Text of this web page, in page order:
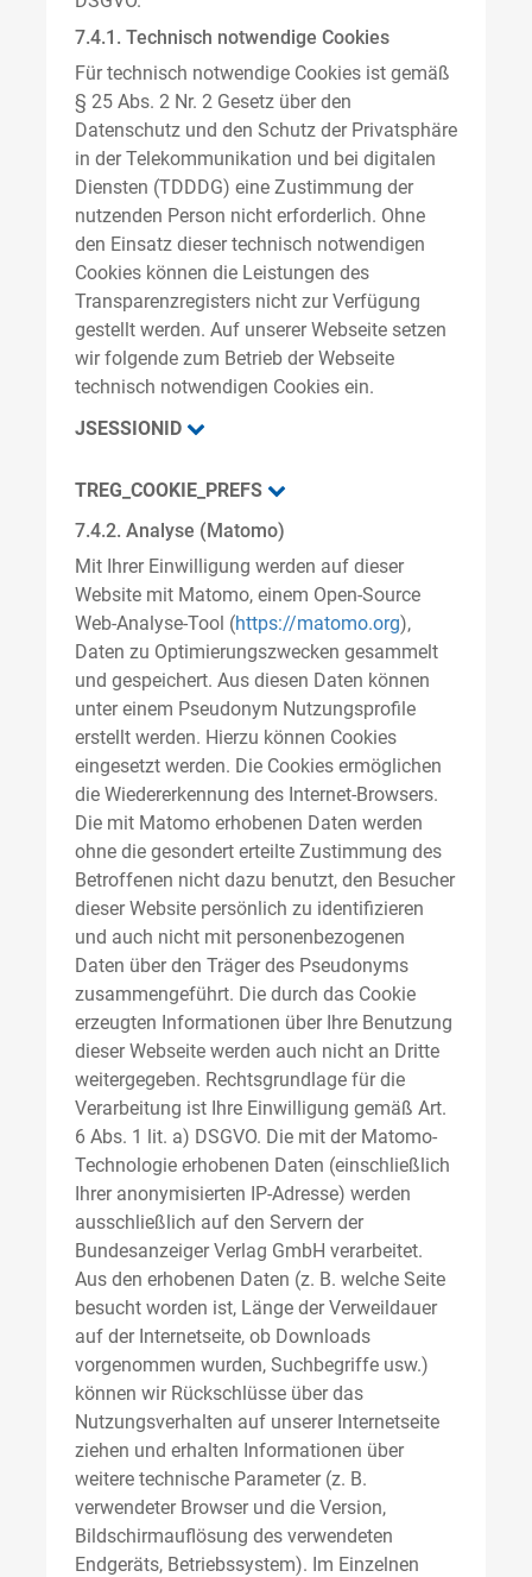
7.4.1. Technisch notwendige Cookies
Für technisch notwendige Cookies ist gemäß
§ 25 Abs. 2 Nr. 2 Gesetz über den
Datenschutz und den Schutz der Privatsphäre
in der Telekommunikation und bei digitalen
Diensten (TDDDG) eine Zustimmung der
nutzenden Person nicht erforderlich. Ohne
den Einsatz dieser technisch notwendigen
Cookies können die Leistungen des
Transparenzregisters nicht zur Verfügung
gestellt werden. Auf unserer Webseite setzen
wir folgende zum Betrieb der Webseite
technisch notwendigen Cookies ein.
JSESSIONID
TREG_COOKIE_PREFS
7.4.2. Analyse (Matomo)
Mit Ihrer Einwilligung werden auf dieser
Website mit Matomo, einem Open-Source
Web-Analyse-Tool (https://matomo.org),
Daten zu Optimierungszwecken gesammelt
und gespeichert. Aus diesen Daten können
unter einem Pseudonym Nutzungsprofile
erstellt werden. Hierzu können Cookies
eingesetzt werden. Die Cookies ermöglichen
die Wiedererkennung des Internet-Browsers.
Die mit Matomo erhobenen Daten werden
ohne die gesondert erteilte Zustimmung des
Betroffenen nicht dazu benutzt, den Besucher
dieser Website persönlich zu identifizieren
und auch nicht mit personenbezogenen
Daten über den Träger des Pseudonyms
zusammengeführt. Die durch das Cookie
erzeugten Informationen über Ihre Benutzung
dieser Webseite werden auch nicht an Dritte
weitergegeben. Rechtsgrundlage für die
Verarbeitung ist Ihre Einwilligung gemäß Art.
6 Abs. 1 lit. a) DSGVO. Die mit der Matomo-
Technologie erhobenen Daten (einschließlich
Ihrer anonymisierten IP-Adresse) werden
ausschließlich auf den Servern der
Bundesanzeiger Verlag GmbH verarbeitet.
Aus den erhobenen Daten (z. B. welche Seite
besucht worden ist, Länge der Verweildauer
auf der Internetseite, ob Downloads
vorgenommen wurden, Suchbegriffe usw.)
können wir Rückschlüsse über das
Nutzungsverhalten auf unserer Internetseite
ziehen und erhalten Informationen über
weitere technische Parameter (z. B.
verwendeter Browser und die Version,
Bildschirmauflösung des verwendeten
Endgeräts, Betriebssystem). Im Einzelnen